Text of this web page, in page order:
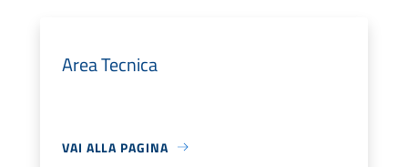
Area Tecnica
VAI ALLA PAGINA